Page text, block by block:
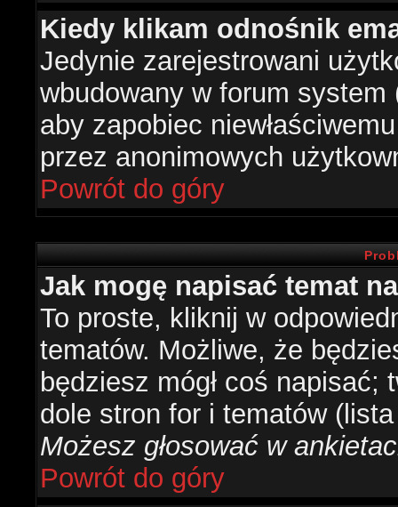
Kiedy klikam odnośnik
Jedynie zarejestrowani
wbudowany w forum system
aby zapobiec
przez anonimowych
Powrót do góry
Jak mogę napisać temat
To proste, kliknij w
tematów. Możliwe, że
będziesz mógł coś
dole stron for i tematów
Możesz głosować w
Powrót do góry